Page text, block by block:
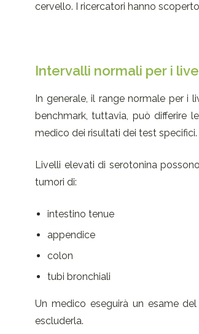
cervello. I ricercatori hanno
Intervalli normali per i
In generale, il range normale per i
benchmark, tuttavia, può differire
medico dei risultati dei test specifici.
Livelli elevati di serotonina
tumori di:
intestino tenue
appendice
colon
tubi bronchiali
Un medico eseguirà un esame
escluderla.